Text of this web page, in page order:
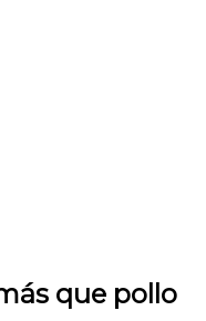
que pollo